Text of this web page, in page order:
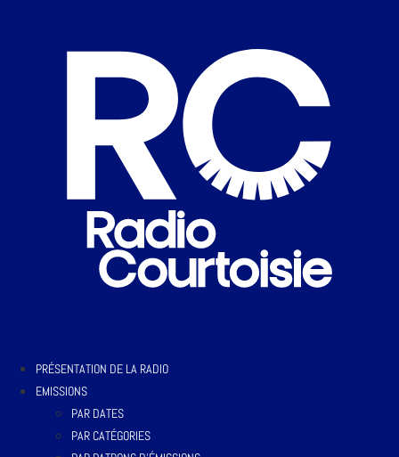
PRÉSENTATION DE LA RADIO
EMISSIONS
PAR DATES
PAR CATÉGORIES